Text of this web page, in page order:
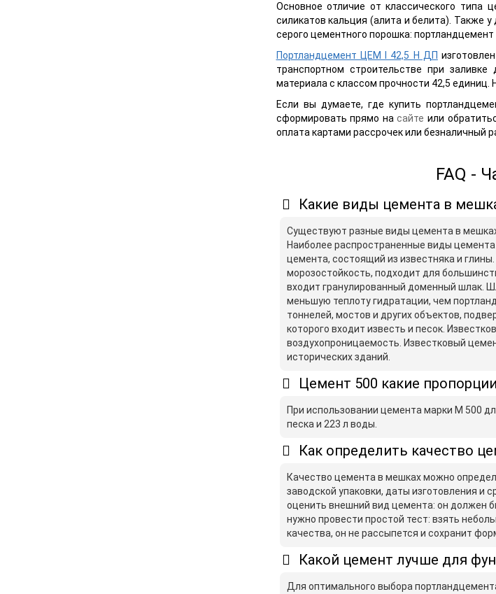
Основное отличие от классического типа
силикатов кальция (алита и белита). Также
серого цементного порошка:
Портландцемент ЦЕМ I 42,5 Н ДП
транспортном строительстве при
материала с классом прочности 42,5 единиц.
Если вы думаете, где купить
сформировать прямо насайте или
оплата картами рассрочек или безналичный
FAQ -
Какие виды цемента в
Существуют разные виды цемента в
Наиболее распространенные виды
цемента, состоящий из известняка и
морозостойкость, подходит для
входит гранулированный доменный шлак.
меньшую теплоту гидратации, чем
тоннелей, мостов и других объектов,
которого входит известь и песок.
воздухопроницаемость. Известковый
исторических зданий.
Цемент 500 какие
При использовании цемента марки М 500
песка и 223 л воды.
Как определить качество
Качество цемента в мешках можно
заводской упаковки, даты изготовления и
оценить внешний вид цемента: он должен
нужно провести простой тест: взять
качества, он не рассыпется и сохранит
Какой цемент лучше для
Для оптимального выбора